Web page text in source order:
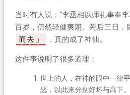
当时有人说：“李丞相以师礼事奉
百岁，仍然轻健爽朗。死后三日，
而去
，真的成了神仙。
这件事说明了很多道理：
世上的人，在神的眼中一律
恶，以此来分别好坏与高下